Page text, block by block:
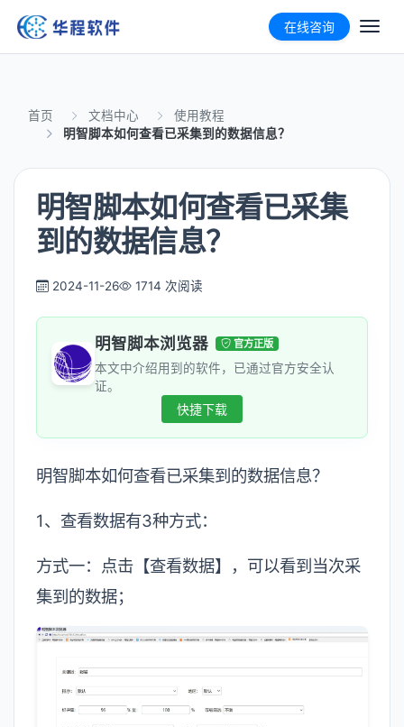
在线咨询
首页 文档中心
使用教程
明智脚本如何查看已采集到的数据信息？
明智脚本如何查看已采集
到的数据信息？
2024-11-26 1714 次阅读
明智脚本浏览器 官方正版
本文中介绍用到的软件，已通过官方安全认
证。
快捷下载
明智脚本如何查看已采集到的数据信息？
1、查看数据有3种方式：
方式一：点击【查看数据】，可以看到当次采
集到的数据；